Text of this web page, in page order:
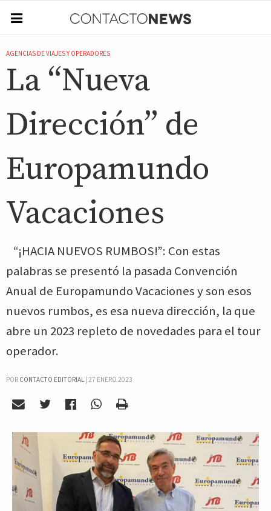
AGENCIAS DE VIAJES Y OPERADORES
La “Nueva
Dirección” de
Europamundo
Vacaciones
“¡HACIA NUEVOS RUMBOS!”: Con estas
palabras se presentó la pasada Convención
Anual de Europamundo Vacaciones y son esos
nuevos rumbos, es esa nueva dirección, la que
abre un 2023 repleto de novedades para el tour
operador.
POR CONTACTO EDITORIAL| 27 ENERO 2023